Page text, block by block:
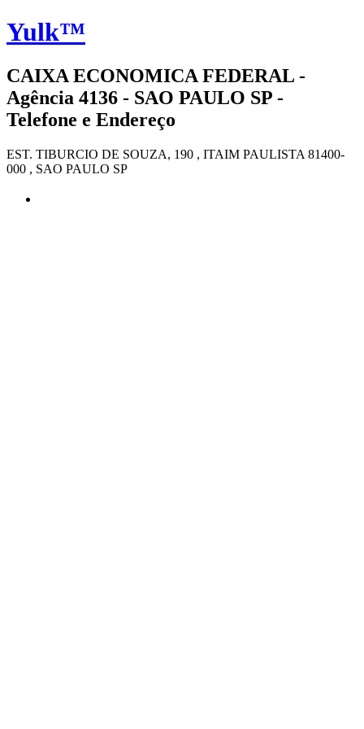
Yulk™
CAIXA ECONOMICA FEDERAL -
Agência 4136 - SAO PAULO SP -
Telefone e Endereço
EST. TIBURCIO DE SOUZA, 190 , ITAIM PAULISTA 81400-
000 , SAO PAULO SP